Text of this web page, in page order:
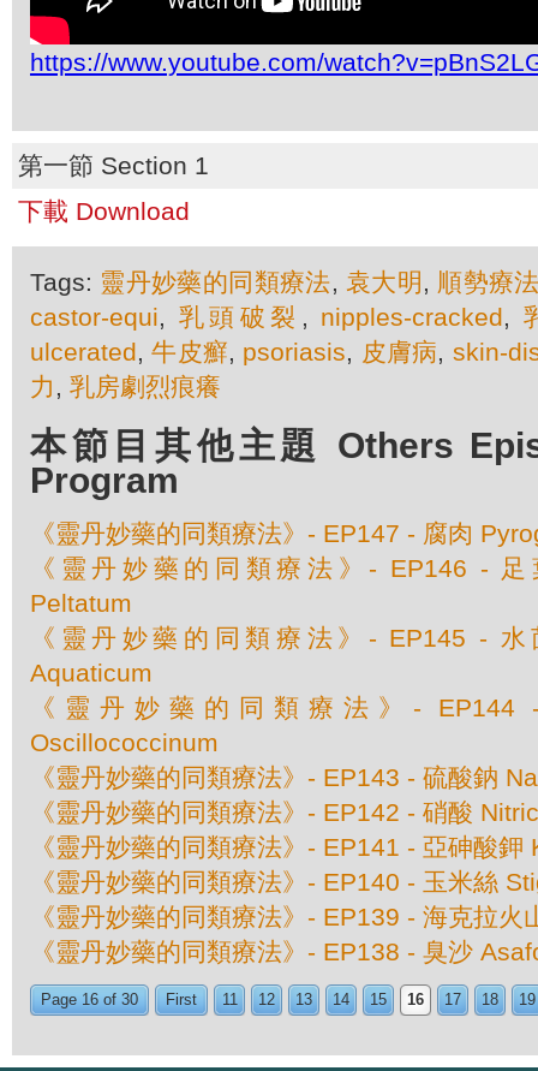
https://www.youtube.com/
第一節 Section 1
下載 Download
Tags: 靈丹妙藥的同類療法, 袁大明 , 順勢療
castor-equi, 乳頭破裂 , nipples-cracked,
ulcerated,牛皮癬, psoriasis, 皮膚病, skin-
力 , 乳房劇烈痕癢
本節目其他主題 Others
Program
《靈丹妙藥的同類療法》- EP147 - 腐肉
《靈丹妙藥的同類療法》- EP146 - 足
Peltatum
《靈丹妙藥的同類療法》- EP145 - 水
Aquaticum
《靈丹妙藥的同類療法》-
Oscillococcinum
《靈丹妙藥的同類療法》- EP143 - 硫酸鈉
《靈丹妙藥的同類療法》- EP142 - 硝酸
《靈丹妙藥的同類療法》- EP141 - 亞砷酸
《靈丹妙藥的同類療法》- EP140 - 玉米絲
《靈丹妙藥的同類療法》- EP139 - 海克拉
《靈丹妙藥的同類療法》- EP138 - 臭沙
Page 16 of 30 First 11 12 13 14 15 16 17 18 19